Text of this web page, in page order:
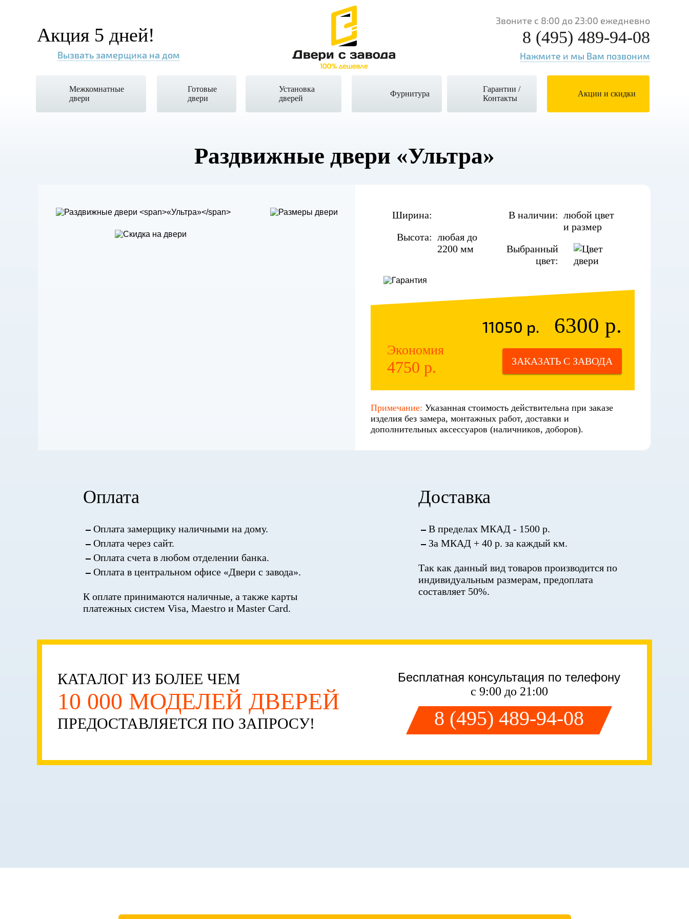
Акция 5 дней!
Вызвать замерщика на дом
Звоните с 8:00 до 23:00 ежедневно
8 (495) 489-94-08
Нажмите и мы Вам позвоним
Межкомнатные
двери
Готовые
двери
Установка
дверей
Фурнитура
Гарантии /
Контакты
Акции и скидки
Раздвижные двери «Ультра»
Ширина:
Высота: любая до
2200 мм
В наличии: любой цвет
и размер
Выбранный
цвет:
11050 р. 6300 р.
ЗАКАЗАТЬ С ЗАВОДА
Экономия
4750 р.
Примечание: Указанная стоимость действительна при заказе
изделия без замера, монтажных работ, доставки и
дополнительных аксессуаров (наличников, доборов).
Оплата
Оплата замерщику наличными на дому.
Оплата через сайт.
Оплата счета в любом отделении банка.
Оплата в центральном офисе «Двери с завода».
К оплате принимаются наличные, а также карты
платежных систем Visa, Maestro и Master Card.
Доставка
В пределах МКАД - 1500 р.
За МКАД + 40 р. за каждый км.
Так как данный вид товаров производится по
индивидуальным размерам, предоплата
составляет 50%.
КАТАЛОГ ИЗ БОЛЕЕ ЧЕМ
10 000 МОДЕЛЕЙ ДВЕРЕЙ
ПРЕДОСТАВЛЯЕТСЯ ПО ЗАПРОСУ!
Бесплатная консультация по телефону
с 9:00 до 21:00
8 (495) 489-94-08